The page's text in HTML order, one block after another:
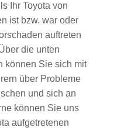
Ihr Toyota von
ist bzw. war oder
auftreten
die unten
können Sie sich mit
über Probleme
und sich an
können Sie uns
aufgetretenen